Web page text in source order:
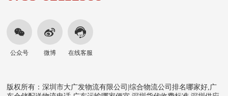
公众号 微博 在线客服
版权所有：深圳市大广发物流有限公司|综合物流公司排名哪家好,广